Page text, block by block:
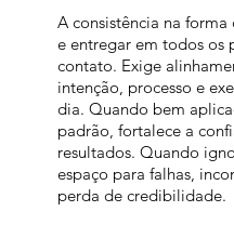
A consistência na forma
e entregar em todos os
contato. Exige
intenção, processo e
dia. Quando bem
padrão, fortalece a
resultados. Quando
espaço para falhas,
perda de credibilidade.